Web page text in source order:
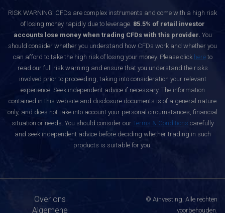
RISK WARNING: CFDs are complex instruments and come with a high risk
of losing money rapidly due to leverage. 85.5% of retail investor
accounts lose money when trading CFDs with this provider. You
should consider whether you understand how CFDs work and whether you
can afford to take the high risk of losing your money. Please click hereto
read our full risk warning and ensure that you understand the risks
involved prior to proceeding, taking into consideration your relevant
experience. Seek independent advice if necessary. The information
contained in this website and disclosure documents is of a general nature
only, and does not take into account your personal circumstances, financial
situation or needs. You should consider our Terms & Conditions carefully
and seek independent advice before deciding whether trading in such
products is suitable for you.
Over ons
Algemene
© Ainvesting. Alle rechten
voorbehouden.